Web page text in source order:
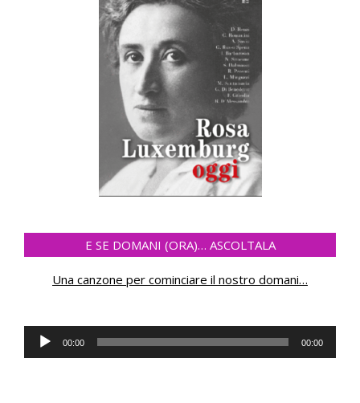
E SE DOMANI (ORA)… ASCOLTALA
Una canzone per cominciare il nostro domani…
Audio-
Player
00:00 00:00